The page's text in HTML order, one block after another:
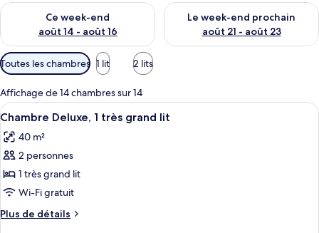
Ce week-end
août 14 - août 16
Vérifier la disponibilité pour ce week-end août 14 - août 16
Le week-end prochain
août 21 - août 23
Vérifier la disponibilité pour
Filtres
disponibles
pour
les
chambres
Toutes les chambres 1 lit 2 lits
Affichage de 14 chambres sur 14
Afficher
toutes
les
photos
pour
ce
type
de
Une chambre d’hôtel avec un grand
4
Chambre Deluxe, 1 très grand lit
40 m²
2 personnes
1 très grand lit
Wi-Fi gratuit
Plus de détails
Plus